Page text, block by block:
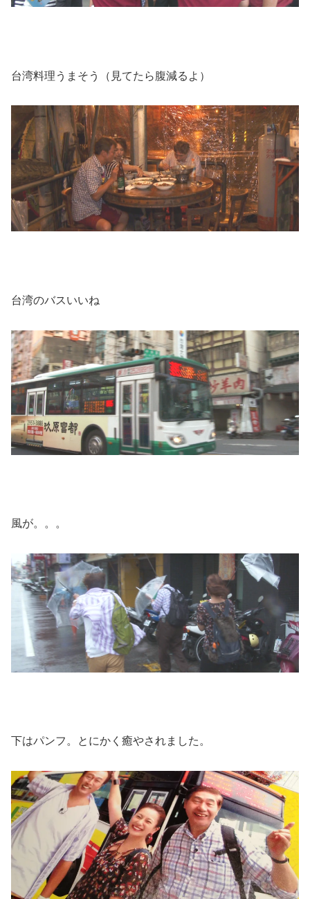
台湾料理うまそう（見てたら腹減るよ）
台湾のバスいいね
風が。。。
下はパンフ。とにかく癒やされました。